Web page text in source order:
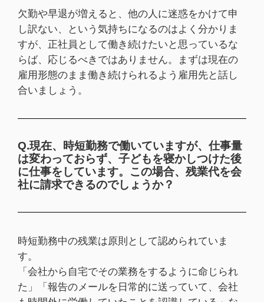
欠勤や早退が増えると、他の人に迷惑をかけて申
し訳ない、という気持ちになるのはよく分かりま
すが、正社員として働き続けたいと思っているな
らば、応じるべきではありません。まずは現在の
雇用形態のまま働き続けられるよう雇用先と話し
合いましょう。
Q.現在、時短勤務で働いていますが、仕事量
は変わっておらず、子どもを寝かしつけた後
に仕事をしています。この場合、残業代を会
社に請求できるのでしょうか？
時短勤務中の残業は原則として認められていま
す。
「会社から自宅でその業務をするように命じられ
た」「報告のメールを日常的に送っていて、会社